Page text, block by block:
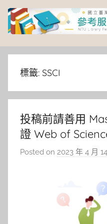
Skip
content
臺
灣
大
學
圖
標籤: SSCI
投稿前請善用
證 Web of
Posted on 2023 年 4 月